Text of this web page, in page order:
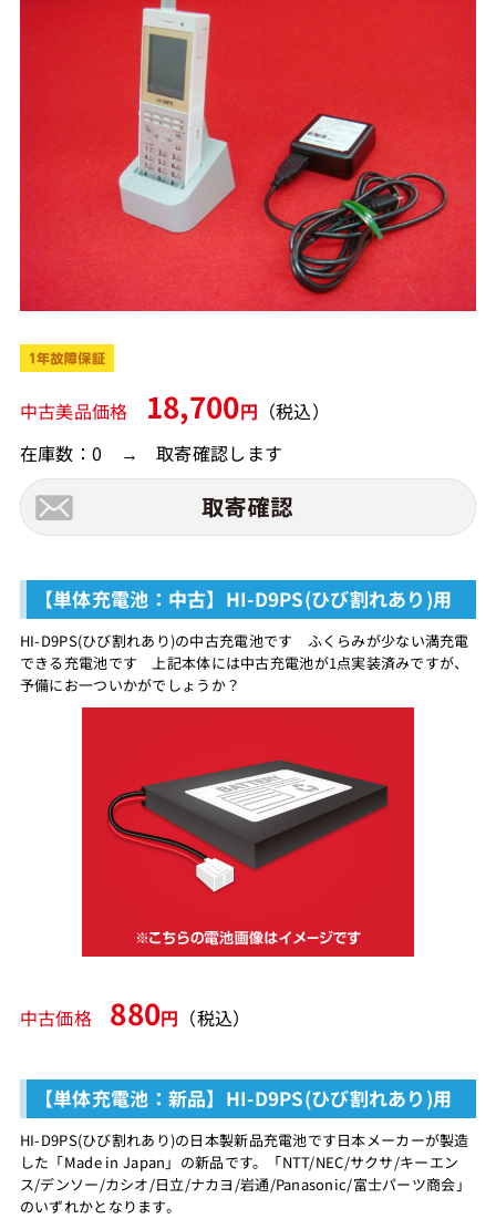
中古美品価格 18,700円 （税込）
在庫数：0 → 取寄確認します
【単体充電池：中古】HI-D9PS(ひび割れあり)用
HI-D9PS(ひび割れあり)の中古充電池です ふくらみが少ない満充電
できる充電池です 上記本体には中古充電池が1点実装済みですが、
予備にお一ついかがでしょうか？
中古価格 880円 （税込）
【単体充電池：新品】HI-D9PS(ひび割れあり)用
HI-D9PS(ひび割れあり)の日本製新品充電池です日本メーカーが製造
した「Made in Japan」の新品です。「NTT/NEC/サクサ/キーエン
ス/デンソー/カシオ/日立/ナカヨ/岩通/Panasonic/富士パーツ商会」
のいずれかとなります。